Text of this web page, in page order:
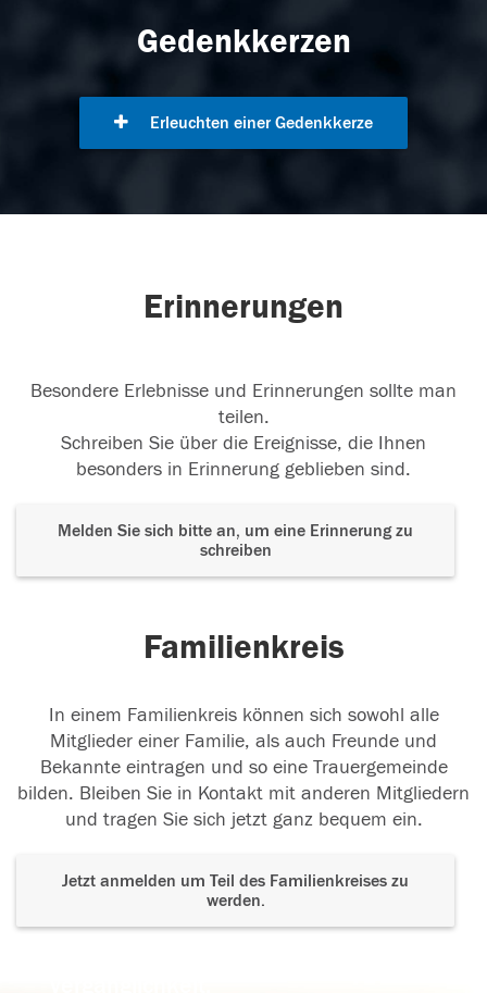
Gedenkkerzen
Erleuchten einer Gedenkkerze
Erinnerungen
Besondere Erlebnisse und Erinnerungen sollte man
teilen.
Schreiben Sie über die Ereignisse, die Ihnen
besonders in Erinnerung geblieben sind.
Melden Sie sich bitte an, um eine Erinnerung zu
schreiben
Familienkreis
In einem Familienkreis können sich sowohl alle
Mitglieder einer Familie, als auch Freunde und
Bekannte eintragen und so eine Trauergemeinde
bilden. Bleiben Sie in Kontakt mit anderen Mitgliedern
und tragen Sie sich jetzt ganz bequem ein.
Jetzt anmelden um Teil des Familienkreises zu
werden.